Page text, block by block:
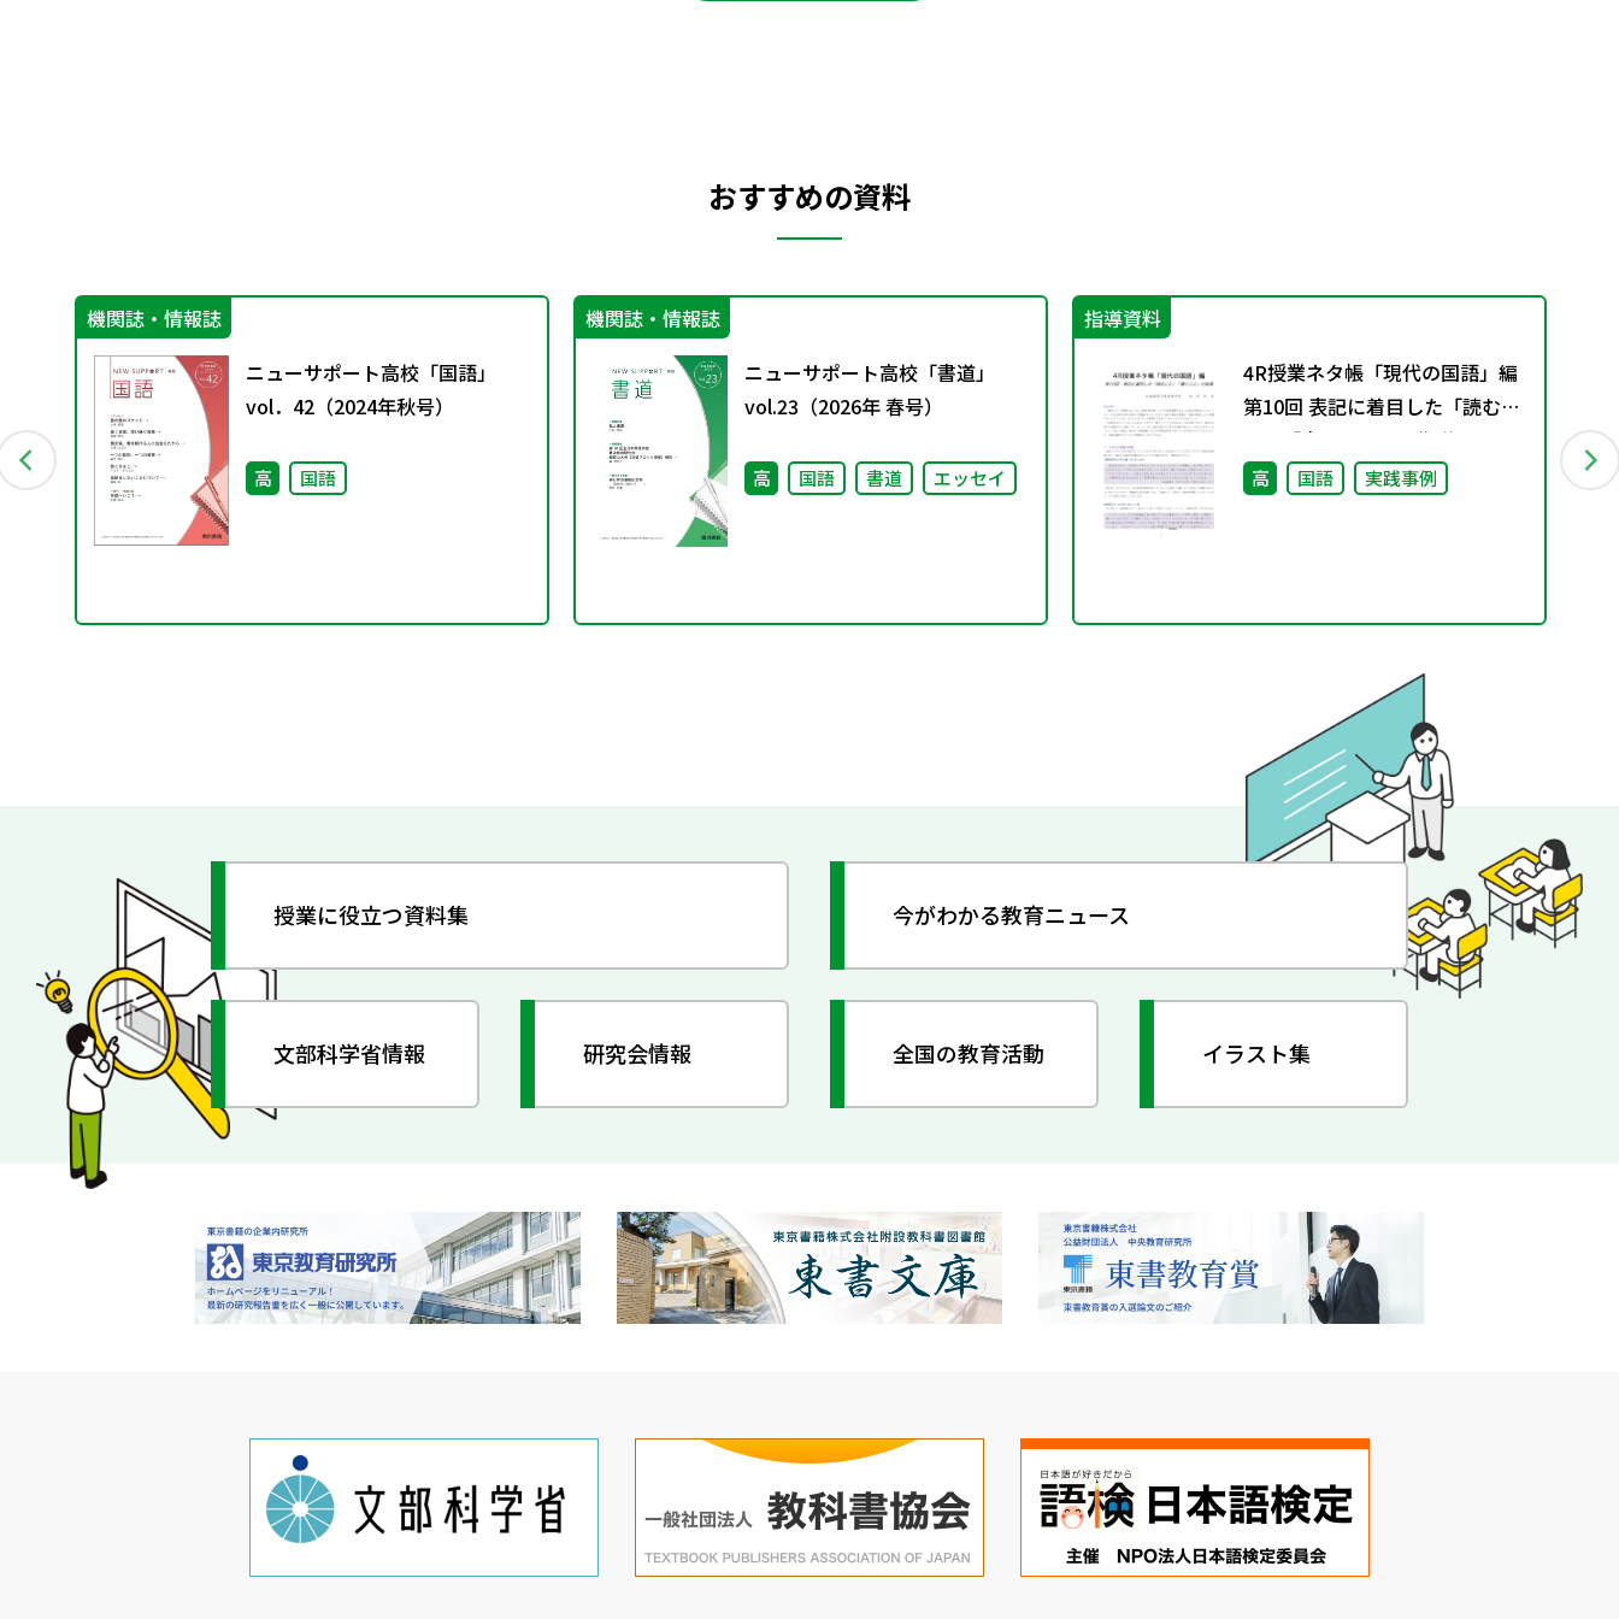
おすすめの資料
機関誌・情報誌
ニューサポート高校「国語」
vol．42（2024年秋号）
高 国語
機関誌・情報誌
ニューサポート高校「書道」
vol.23（2026年 春号）
高 国語 書道 エッセイ
指導資料
4R授業ネタ帳「現代の国語」編
第10回 表記に着目した「読むこ
と」「書くこと」の指導
高 国語 実践事例
授業に役立つ資料集 今がわかる教育ニュース
文部科学省情報 研究会情報 全国の教育活動 イラスト集